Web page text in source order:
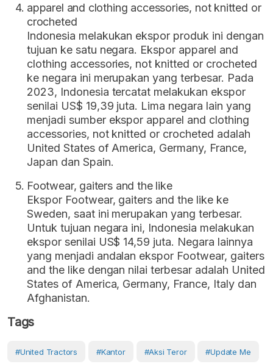
apparel and clothing accessories, not knitted or
crocheted
Indonesia melakukan ekspor produk ini dengan
tujuan ke satu negara. Ekspor apparel and
clothing accessories, not knitted or crocheted
ke negara ini merupakan yang terbesar. Pada
2023, Indonesia tercatat melakukan ekspor
senilai US$ 19,39 juta. Lima negara lain yang
menjadi sumber ekspor apparel and clothing
accessories, not knitted or crocheted adalah
United States of America, Germany, France,
Japan dan Spain.
Footwear, gaiters and the like
Ekspor Footwear, gaiters and the like ke
Sweden, saat ini merupakan yang terbesar.
Untuk tujuan negara ini, Indonesia melakukan
ekspor senilai US$ 14,59 juta. Negara lainnya
yang menjadi andalan ekspor Footwear, gaiters
and the like dengan nilai terbesar adalah United
States of America, Germany, France, Italy dan
Afghanistan.
Tags
#United Tractors #kantor #aksi Teror #Update Me